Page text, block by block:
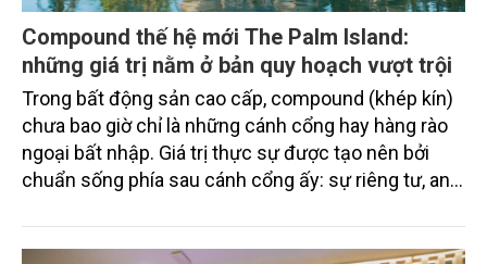
Compound thế hệ mới The Palm Island:
những giá trị nằm ở bản quy hoạch vượt trội
Trong bất động sản cao cấp, compound (khép kín)
chưa bao giờ chỉ là những cánh cổng hay hàng rào
ngoại bất nhập. Giá trị thực sự được tạo nên bởi
chuẩn sống phía sau cánh cổng ấy: sự riêng tư, an
vụ được thiết kế dành riêng cho họ.